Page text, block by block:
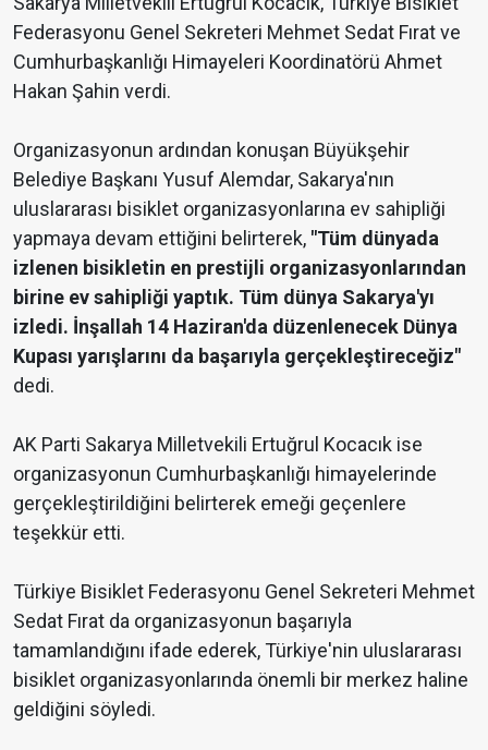
Federasyonu Genel Sekreteri Mehmet Sedat Fırat ve
Cumhurbaşkanlığı Himayeleri Koordinatörü Ahmet
Hakan Şahin verdi.
Organizasyonun ardından konuşan Büyükşehir
Belediye Başkanı Yusuf Alemdar, Sakarya'nın
uluslararası bisiklet organizasyonlarına ev sahipliği
yapmaya devam ettiğini belirterek, "Tüm dünyada
izlenen bisikletin en prestijli organizasyonlarından
birine ev sahipliği yaptık. Tüm dünya Sakarya'yı
izledi. İnşallah 14 Haziran'da düzenlenecek Dünya
Kupası yarışlarını da başarıyla gerçekleştireceğiz"
dedi.
AK Parti Sakarya Milletvekili Ertuğrul Kocacık ise
organizasyonun Cumhurbaşkanlığı himayelerinde
gerçekleştirildiğini belirterek emeği geçenlere
teşekkür etti.
Türkiye Bisiklet Federasyonu Genel Sekreteri Mehmet
Sedat Fırat da organizasyonun başarıyla
tamamlandığını ifade ederek, Türkiye'nin uluslararası
bisiklet organizasyonlarında önemli bir merkez haline
geldiğini söyledi.